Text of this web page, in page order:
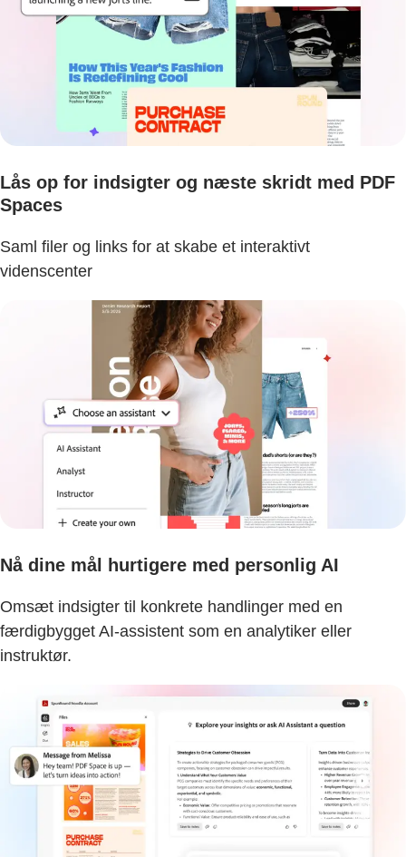
Lås op for indsigter og næste skridt med PDF
Spaces
Saml filer og links for at skabe et interaktivt
videnscenter
Nå dine mål hurtigere med personlig AI
Omsæt indsigter til konkrete handlinger med en
færdigbygget AI-assistent som en analytiker eller
instruktør.